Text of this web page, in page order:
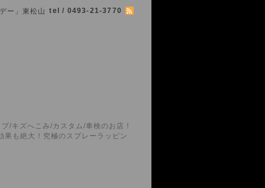
ー」東松山 tel / 0493-21-3770
/キズへこみ/カスタム/車検のお店！
も絶大！究極のスプレーラッピン